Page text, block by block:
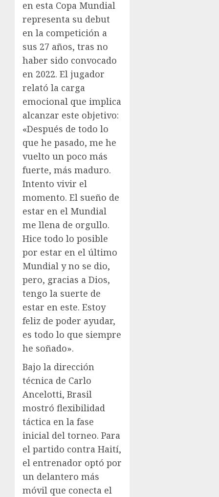
en esta Copa Mundial
representa su debut
en la competición a
sus 27 años, tras no
haber sido convocado
en 2022. El jugador
relató la carga
emocional que implica
alcanzar este objetivo:
«Después de todo lo
que he pasado, me he
vuelto un poco más
fuerte, más maduro.
Intento vivir el
momento. El sueño de
estar en el Mundial
me llena de orgullo.
Hice todo lo posible
por estar en el último
Mundial y no se dio,
pero, gracias a Dios,
tengo la suerte de
estar en este. Estoy
feliz de poder ayudar,
es todo lo que siempre
he soñado».
Bajo la dirección
técnica de Carlo
Ancelotti, Brasil
mostró flexibilidad
táctica en la fase
inicial del torneo. Para
el partido contra Haití,
el entrenador optó por
un delantero más
móvil que conecta el